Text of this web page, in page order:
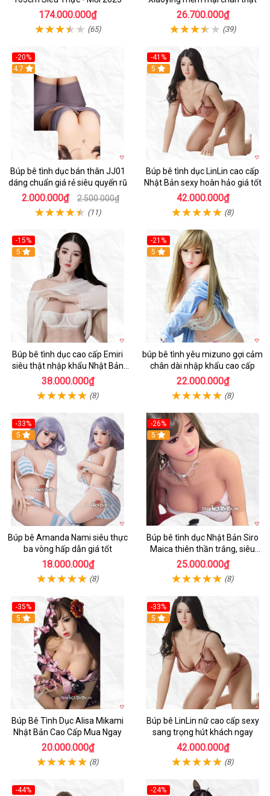
174.000.000₫
(65)
26.700.000₫
(39)
-20%
Hot
4.7
Búp bê tình dục bán thân JJ01
dáng chuẩn giá rẻ siêu quyến rũ
2.000.000₫ 2.500.000₫
(11)
-41%
5
Búp bê tình dục LinLin cao cấp
Nhật Bản sexy hoàn hảo giá tốt
42.000.000₫
(8)
-15%
5
Búp bê tình dục cao cấp Emiri
siêu thật nhập khẩu Nhật Bản
giá tốt
38.000.000₫
(8)
-21%
5
búp bê tình yêu mizuno gợi cảm
chân dài nhập khẩu cao cấp
22.000.000₫
(8)
-33%
Hot
5
Búp bê Amanda Nami siêu thực
ba vòng hấp dẫn giá tốt
18.000.000₫
(8)
-26%
Hot
5
Búp bê tình dục Nhật Bản Siro
Maica thiên thần trắng, siêu
thực, thoải mái
25.000.000₫
(8)
-35%
Hot
5
Búp Bê Tình Dục Alisa Mikami
Nhật Bản Cao Cấp Mua Ngay
20.000.000₫
(8)
-33%
Hot
5
Búp bê LinLin nữ cao cấp sexy
sang trọng hút khách ngay
42.000.000₫
(8)
-44%
-24%